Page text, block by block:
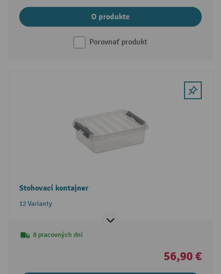
O produkte
Porovnať produkt
Stohovací kontajner
12 Varianty
8 pracovných dní
56,90 €